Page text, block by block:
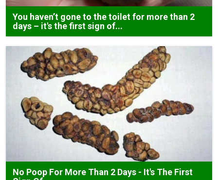
You haven’t gone to the toilet for more than 2
days – it's the first sign of...
No Poop For More Than 2 Days - It's The First